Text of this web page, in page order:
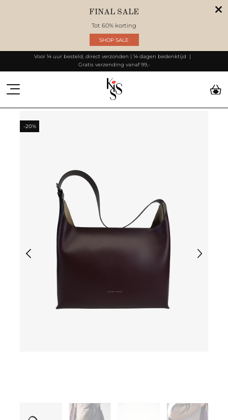
FINAL SALE
Tot 60% korting
SHOP SALE
Voor 14 uur besteld, direct verzonden | 14 dagen bedenktijd
Gratis verzending vanaf 99,-
-20%